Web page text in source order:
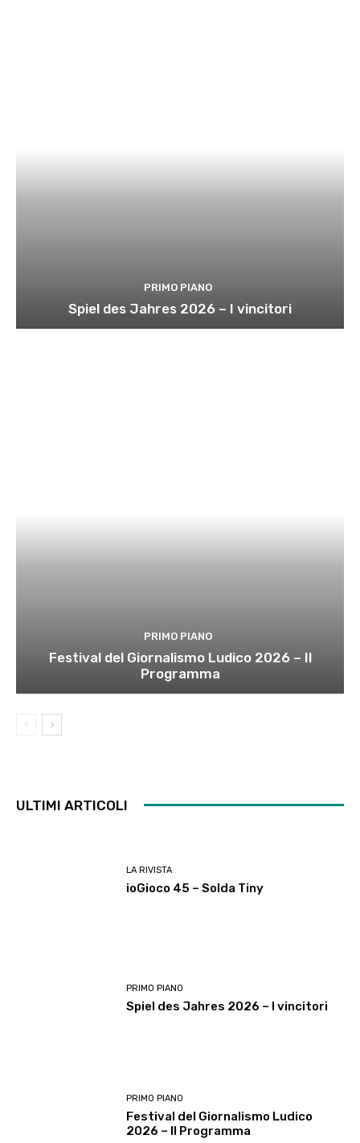
PRIMO PIANO
Spiel des Jahres 2026 – I vincitori
PRIMO PIANO
Festival del Giornalismo Ludico 2026 – Il
Programma
ULTIMI ARTICOLI
LA RIVISTA
ioGioco 45 – Solda Tiny
PRIMO PIANO
Spiel des Jahres 2026 – I vincitori
PRIMO PIANO
Festival del Giornalismo Ludico
2026 – Il Programma